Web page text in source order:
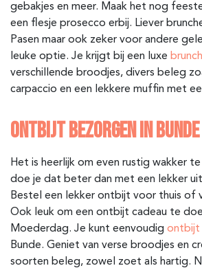
gebakjes en meer. Maak het nog
een flesje prosecco erbij. Liever
Pasen maar ook zeker voor andere
leuke optie. Je krijgt bij een luxe brunch
verschillende broodjes, divers beleg
carpaccio en een lekkere muffin met
ONTBIJT BEZORGEN IN BUNDE
Het is heerlijk om even rustig wakker
doe je dat beter dan met een lekker
Bestel een lekker ontbijt voor thuis of
Ook leuk om een ontbijt cadeau te
Moederdag. Je kunt eenvoudig ontbijt
Bunde. Geniet van verse broodjes en
soorten beleg, zowel zoet als hartig.